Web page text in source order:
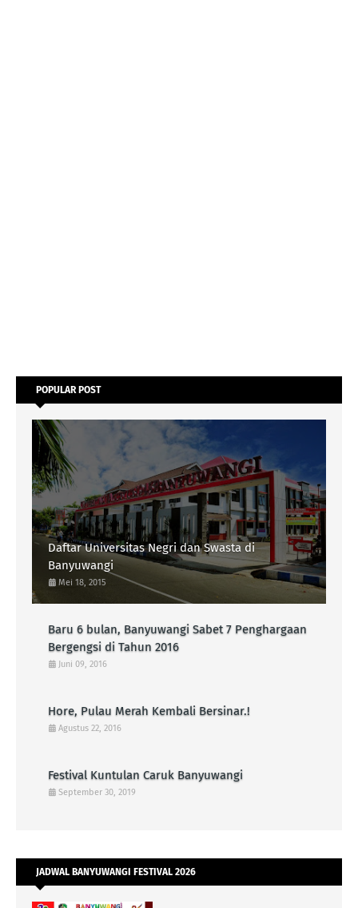
POPULAR POST
Daftar Universitas Negri dan Swasta di
Banyuwangi
Mei 18, 2015
Baru 6 bulan, Banyuwangi Sabet 7 Penghargaan
Bergengsi di Tahun 2016
Juni 09, 2016
Hore, Pulau Merah Kembali Bersinar.!
Agustus 22, 2016
Festival Kuntulan Caruk Banyuwangi
September 30, 2019
JADWAL BANYUWANGI FESTIVAL 2026